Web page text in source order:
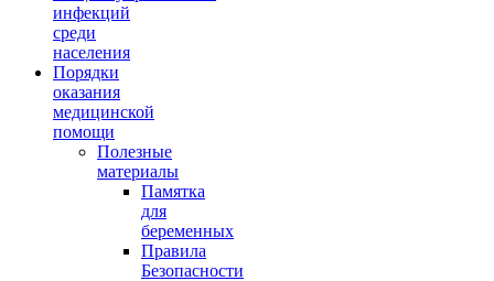
инфекций
среди
населения
Порядки
оказания
медицинской
помощи
Полезные
материалы
Памятка
для
беременных
Правила
Безопасности